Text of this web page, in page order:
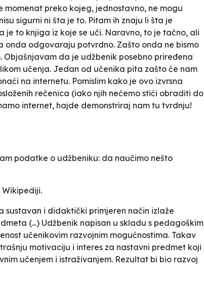
momenat preko kojeg, jednostavno, ne mogu
sigurni ni šta je to. Pitam ih znaju li šta je
je to knjiga iz koje se uči. Naravno, to je tačno, ali
onda odgovaraju potvrdno. Zašto onda ne bismo
Objašnjavam da je udžbenik posebno priređena
učenja. Jedan od učenika pita zašto će nam
na internetu. Pomislim kako je ovo izvrsna
rečenica (iako njih nećemo stići obraditi do
internet, hajde demonstriraj nam tu tvrdnju!
podatke o udžbeniku: da naučimo nešto
sustavan i didaktički primjeren način izlaže
(...) Udžbenik napisan u skladu s pedagoškim
učenikovim razvojnim mogućnostima. Takav
motivaciju i interes za nastavni predmet koji
učenjem i istraživanjem. Rezultat bi bio razvoj